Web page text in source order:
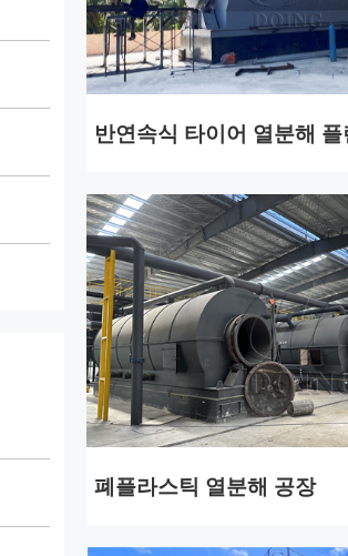
반연속식 타이어 열분해 플
폐플라스틱 열분해 공장